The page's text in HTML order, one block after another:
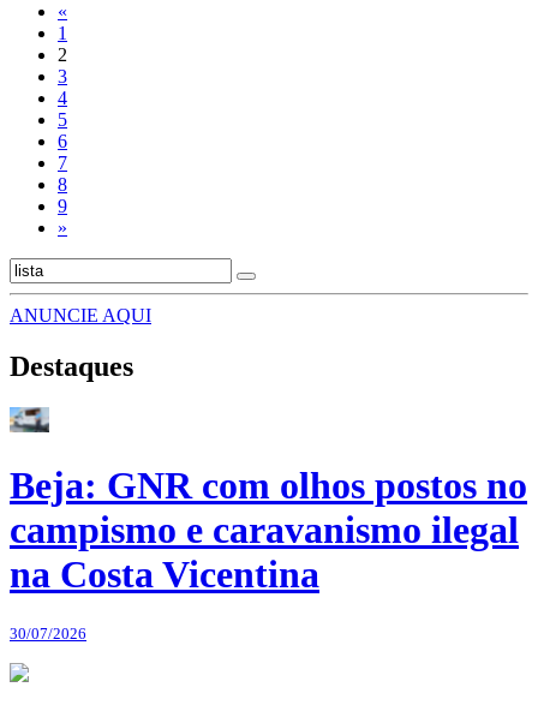
«
1
2
3
4
5
6
7
8
9
»
ANUNCIE AQUI
Destaques
Beja: GNR com olhos postos no
campismo e caravanismo ilegal
na Costa Vicentina
30/07/2026